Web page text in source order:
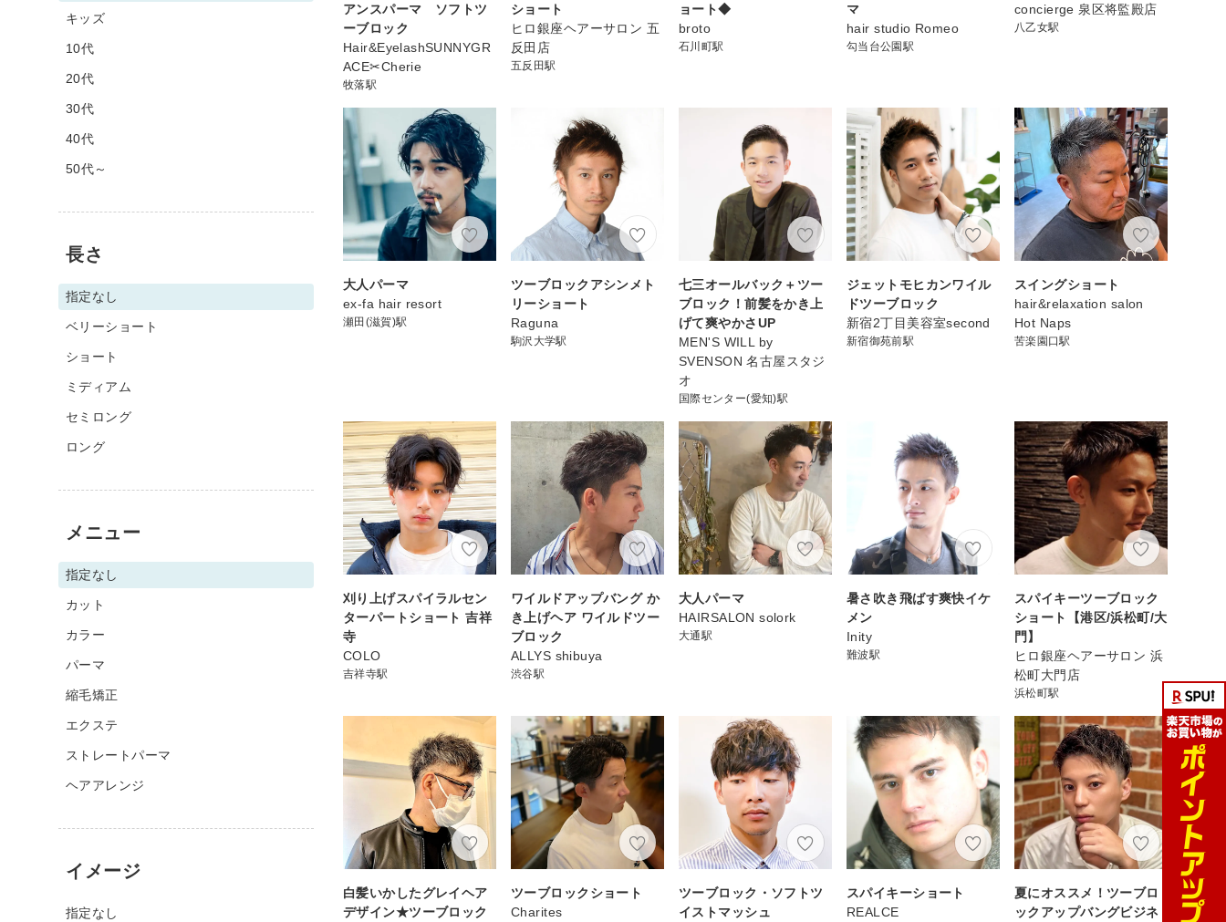
アンスパーマ ソフトツ
ーブロック
Hair&EyelashSUNNYGR
ACE✂︎Cherie
牧落駅
ショート
ヒロ銀座ヘアーサロン 五
反田店
五反田駅
ョート◆
broto
石川町駅
マ
hair studio Romeo
勾当台公園駅
concierge 泉区将監殿店
八乙女駅
大人パーマ
ex-fa hair resort
瀬田(滋賀)駅
ツーブロックアシンメト
リーショート
Raguna
駒沢大学駅
七三オールバック＋ツー
ブロック！前髪をかき上
げて爽やかさUP
MEN'S WILL by
SVENSON 名古屋スタジ
オ
国際センター(愛知)駅
ジェットモヒカンワイル
ドツーブロック
新宿2丁目美容室second
新宿御苑前駅
スイングショート
hair&relaxation salon
Hot Naps
苦楽園口駅
刈り上げスパイラルセン
ターパートショート 吉祥
寺
COLO
吉祥寺駅
ワイルドアップバング か
き上げヘア ワイルドツー
ブロック
ALLYS shibuya
渋谷駅
大人パーマ
HAIRSALON solork
大通駅
暑さ吹き飛ばす爽快イケ
メン
Inity
難波駅
スパイキーツーブロック
ショート【港区/浜松町/大
門】
ヒロ銀座ヘアーサロン 浜
松町大門店
浜松町駅
白髪いかしたグレイヘア
デザイン★ツーブロック
ツーブロックショート
Charites
ツーブロック・ソフトツ
イストマッシュ
スパイキーショート
REALCE
夏にオススメ！ツーブロ
ックアップバングビジネ
キッズ
10代
20代
30代
40代
50代～
長さ
指定なし
ベリーショート
ショート
ミディアム
セミロング
ロング
メニュー
指定なし
カット
カラー
パーマ
縮毛矯正
エクステ
ストレートパーマ
ヘアアレンジ
イメージ
指定なし